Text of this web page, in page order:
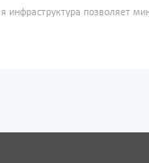
позволяет